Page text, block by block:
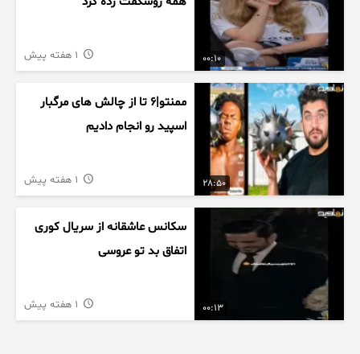
00:10
28:50
ممنتو|۶ تا از چالش های مرگبار
اسپید رو انجام دادیم
00:13
سکانس عاشقانه از سریال کوری
اتفاق بد تو عروسی